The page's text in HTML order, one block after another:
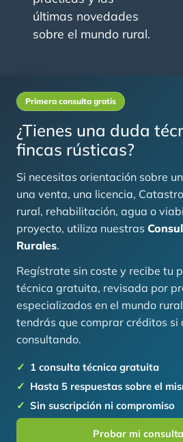
últimas novedades
sobre el mundo rural.
Primera consulta gratis
¿Tienes una duda
fincas rústicas?
Si necesitas orientación sobre
una venta, una licencia,
rural, rehabilitación, agua o
proyecto, utiliza nuestras
Rurales.
Regístrate sin coste y recibe tu
técnica gratuita, revisada por
especializados en el mundo
tendrás que comprar créditos si
consultando.
1 consulta técnica gratuita
Hasta 5 respuestas sobre el
Sin suscripción ni compromiso
Probar mi